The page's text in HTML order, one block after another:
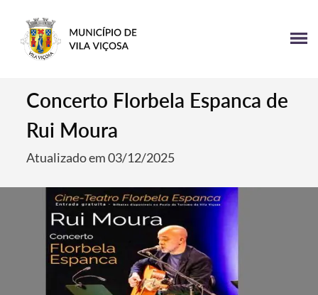
Concerto Florbela Espanca de
Rui Moura
Atualizado em 03/12/2025